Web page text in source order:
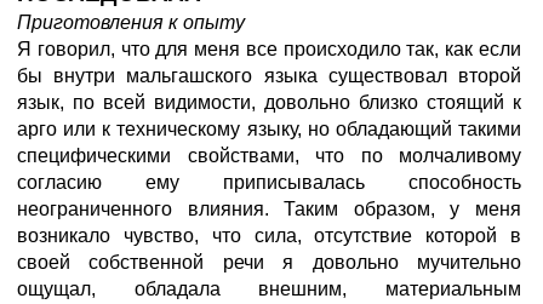
Приготовления к опыту
Я говорил, что для меня все происходило так, как если
бы внутри мальгашского языка существовал второй
язык, по всей видимости, довольно близко стоящий к
арго или к техническому языку, но обладающий такими
специфическими свойствами, что по молчаливому
согласию ему приписывалась способность
неограниченного влияния. Таким образом, у меня
возникало чувство, что сила, отсутствие которой в
своей собственной речи я довольно мучительно
ощущал, обладала внешним, материальным